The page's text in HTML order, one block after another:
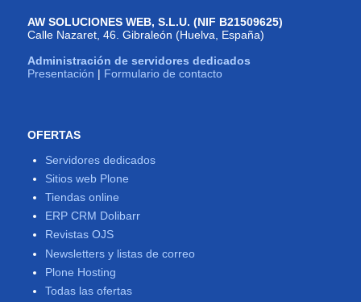
AW SOLUCIONES WEB, S.L.U. (NIF B21509625)
Calle Nazaret, 46. Gibraleón (Huelva, España)
Administración de servidores dedicados
Presentación | Formulario de contacto
OFERTAS
Servidores dedicados
Sitios web Plone
Tiendas online
ERP CRM Dolibarr
Revistas OJS
Newsletters y listas de correo
Plone Hosting
Todas las ofertas